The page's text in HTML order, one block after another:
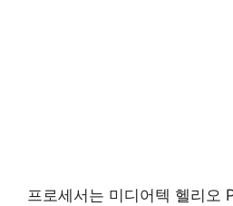
프로세서는 미디어텍 헬리오